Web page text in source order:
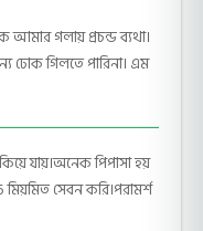
গলায় প্রচন্ড ব্যথা।
ঢোক গিলতে পারিনা। এম
যায়।অনেক পিপাসা হয়
সেবন করি।পরামর্শ